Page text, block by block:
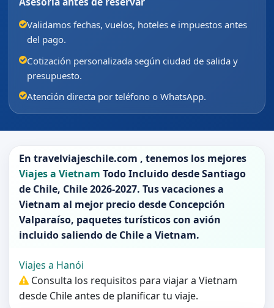
Validamos fechas, vuelos, hoteles e impuestos antes
del pago.
Cotización personalizada según ciudad de salida y
presupuesto.
Atención directa por teléfono o WhatsApp.
En travelviajeschile.com , tenemos los mejores
Viajes a Vietnam Todo Incluido desdeSantiago
de Chile, Chile 2026-2027. Tus vacaciones a
Vietnam al mejor precio desde Concepción
Valparaíso, paquetes turísticos con avión
incluido saliendo de Chilea Vietnam.
Viajes a Hanói
Consulta los requisitos para viajar a Vietnam
desde Chile antes de planificar tu viaje.